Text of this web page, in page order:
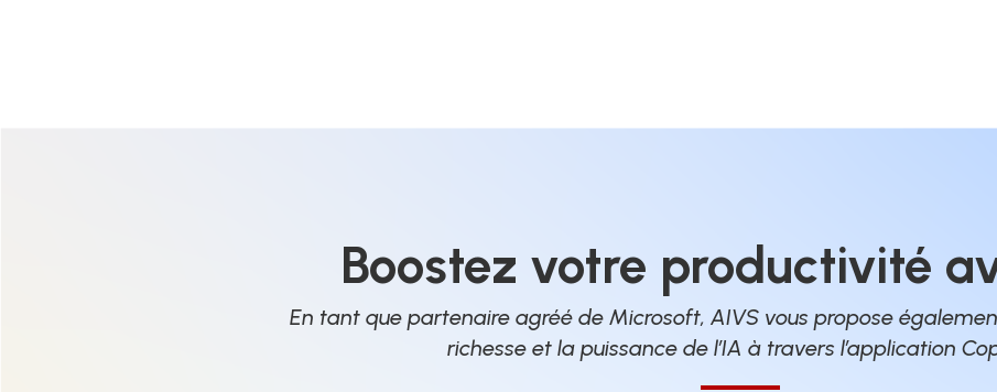
Boostez votre productivité
En tant que partenaire agréé de Microsoft, AIVS vous propose
richesse et la puissance de l’IA à travers l’application